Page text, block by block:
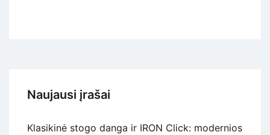
Naujausi įrašai
Klasikinė stogo danga ir IRON Click: modernios